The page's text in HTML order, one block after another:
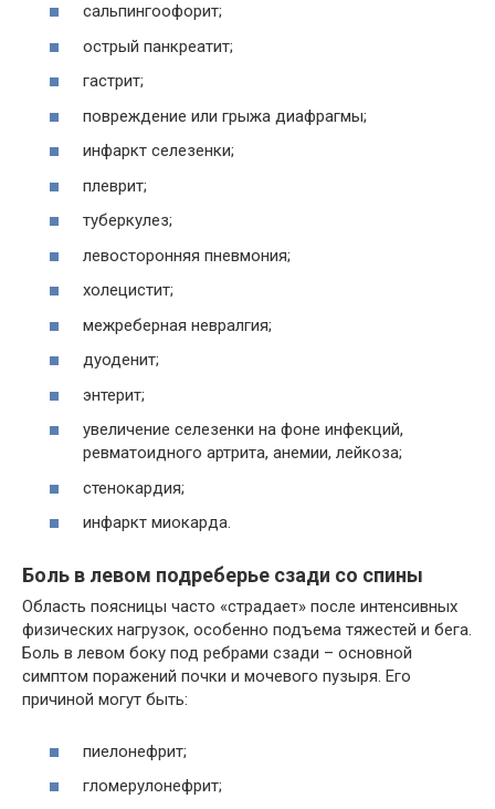
сальпингоофорит;
острый панкреатит;
гастрит;
повреждение или грыжа диафрагмы;
инфаркт селезенки;
плеврит;
туберкулез;
левосторонняя пневмония;
холецистит;
межреберная невралгия;
дуоденит;
энтерит;
увеличение селезенки на фоне инфекций,
ревматоидного артрита, анемии, лейкоза;
стенокардия;
инфаркт миокарда.
Боль в левом подреберье сзади со спины
Область поясницы часто «страдает» после интенсивных
физических нагрузок, особенно подъема тяжестей и бега.
Боль в левом боку под ребрами сзади – основной
симптом поражений почки и мочевого пузыря. Его
причиной могут быть:
пиелонефрит;
гломерулонефрит;